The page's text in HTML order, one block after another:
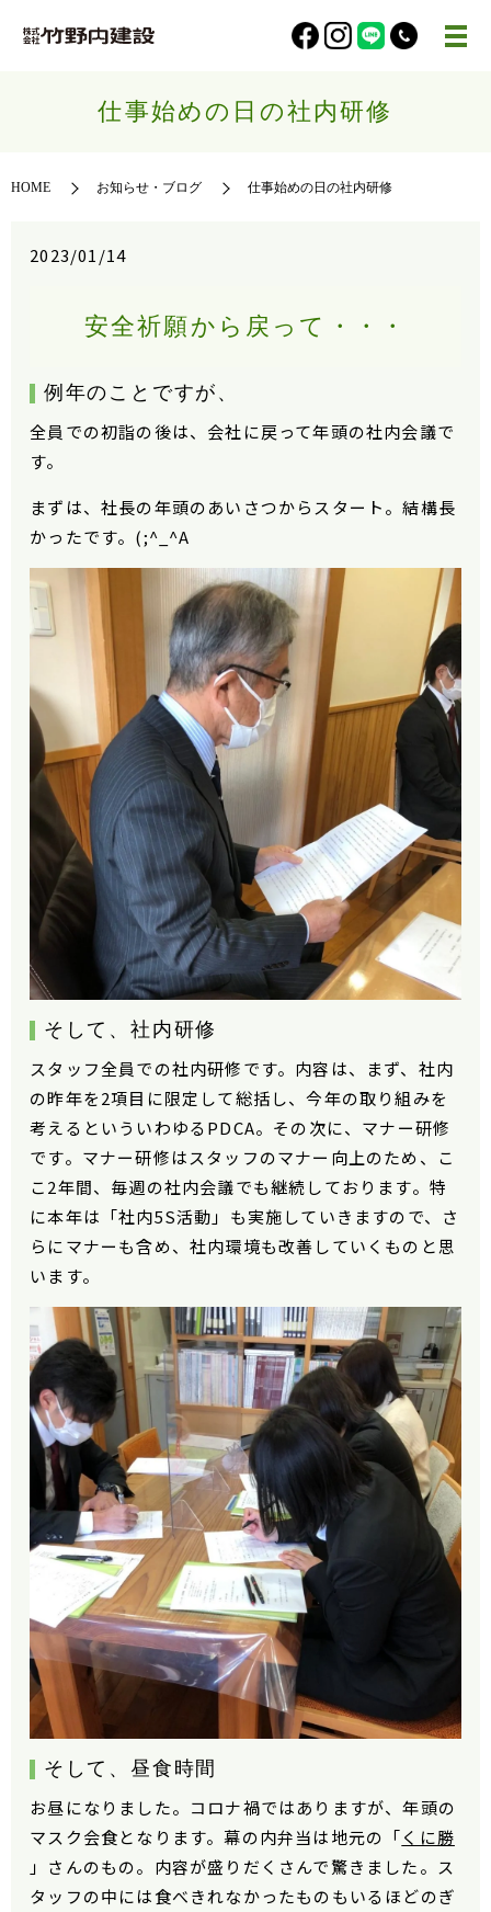
仕事始めの日の社内研修
HOME お知らせ・ブログ 仕事始めの日の社内研修
2023/01/14
安全祈願から戻って・・・
例年のことですが、
全員での初詣の後は、会社に戻って年頭の社内会議で
す。
まずは、社長の年頭のあいさつからスタート。結構長
かったです。(;^_^A
そして、社内研修
スタッフ全員での社内研修です。内容は、まず、 社内
の昨年を2項目に限定して総括し、今年の取り組みを
考えるといういわゆるPDCA。その次に、マナー研修
です。マナー研修はスタッフのマナー向上のため、こ
こ2年間、毎週の社内会議でも継続しております。特
に本年は「社内5S活動」も実施していきますので、さ
らにマナーも含め、社内環境も改善していくものと思
います。
そして、昼食時間
お昼になりました。コロナ禍ではありますが、年頭の
マスク会食となります。幕の内弁当は地元の「くに勝
」さんのもの。内容が盛りだくさんで驚きました。ス
タッフの中には食べきれなかったものもいるほどのぎ